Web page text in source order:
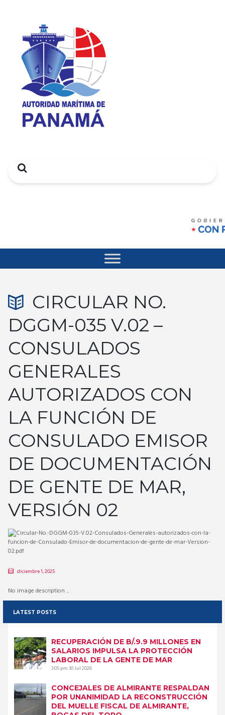
Search
CIRCULAR NO.
DGGM-035 V.02 –
CONSULADOS
GENERALES
AUTORIZADOS CON
LA FUNCIÓN DE
CONSULADO EMISOR
DE DOCUMENTACIÓN
DE GENTE DE MAR,
VERSIÓN 02
diciembre 1, 2025
No image description ...
LATEST POSTS
RECUPERACIÓN DE B/.9.9 MILLONES EN
SALARIOS IMPULSA LA PROTECCIÓN
LABORAL DE LA GENTE DE MAR
3:05 pm30 Jul 2026
CONCEJALES DE ALMIRANTE RESPALDAN
POR UNANIMIDAD LA RECONSTRUCCIÓN
DEL MUELLE FISCAL DE ALMIRANTE,